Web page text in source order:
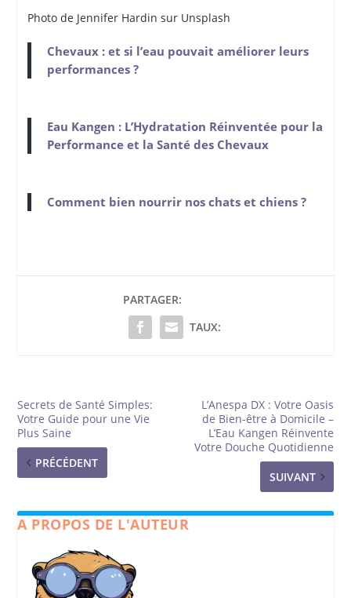
Photo de Jennifer Hardin sur Unsplash
Chevaux : et si l’eau pouvait améliorer leurs
performances ?
Eau Kangen : L’Hydratation Réinventée pour la
Performance et la Santé des Chevaux
Comment bien nourrir nos chats et chiens ?
PARTAGER:
TAUX:
Secrets de Santé Simples:
Votre Guide pour une Vie
Plus Saine
PRÉCÉDENT
L’Anespa DX : Votre Oasis
de Bien-être à Domicile –
L’Eau Kangen Réinvente
Votre Douche Quotidienne
SUIVANT
A PROPOS DE L'AUTEUR